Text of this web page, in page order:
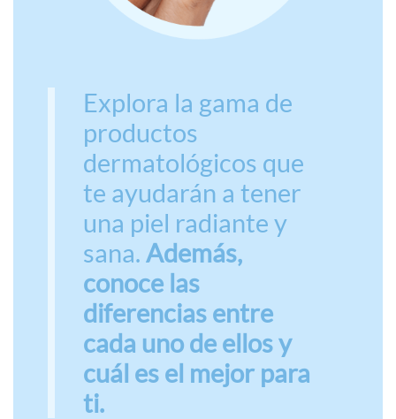
Explora la gama de
productos
dermatológicos que
te ayudarán a tener
una piel radiante y
sana. Además,
conoce las
diferencias entre
cada uno de ellos y
cuál es el mejor para
ti.